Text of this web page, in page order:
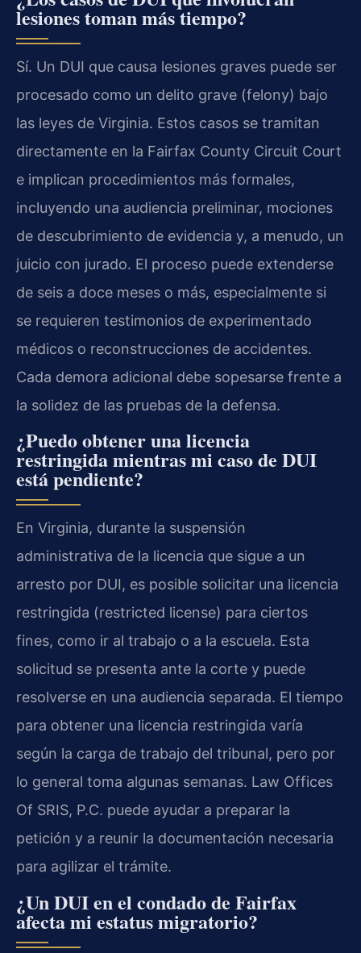
lesiones toman más tiempo?
Sí. Un DUI que causa lesiones graves puede ser
procesado como un delito grave (felony) bajo
las leyes de Virginia. Estos casos se tramitan
directamente en la Fairfax County Circuit Court
e implican procedimientos más formales,
incluyendo una audiencia preliminar, mociones
de descubrimiento de evidencia y, a menudo, un
juicio con jurado. El proceso puede extenderse
de seis a doce meses o más, especialmente si
se requieren testimonios de experimentado
médicos o reconstrucciones de accidentes.
Cada demora adicional debe sopesarse frente a
la solidez de las pruebas de la defensa.
¿Puedo obtener una licencia
restringida mientras mi caso de DUI
está pendiente?
En Virginia, durante la suspensión
administrativa de la licencia que sigue a un
arresto por DUI, es posible solicitar una licencia
restringida (restricted license) para ciertos
fines, como ir al trabajo o a la escuela. Esta
solicitud se presenta ante la corte y puede
resolverse en una audiencia separada. El tiempo
para obtener una licencia restringida varía
según la carga de trabajo del tribunal, pero por
lo general toma algunas semanas. Law Offices
Of SRIS, P.C. puede ayudar a preparar la
petición y a reunir la documentación necesaria
para agilizar el trámite.
¿Un DUI en el condado de Fairfax
afecta mi estatus migratorio?